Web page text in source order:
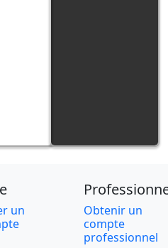
un
Obtenir un
compte
professionnel